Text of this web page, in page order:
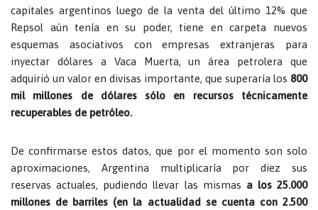
capitales argentinos luego de la venta del último 12% que
Repsol aún tenía en su poder, tiene en carpeta nuevos
esquemas asociativos con empresas extranjeras para
inyectar dólares a Vaca Muerta, un área petrolera que
adquirió un valor en divisas importante, que superaría los 800
mil millones de dólares sólo en recursos técnicamente
recuperables de petróleo.
De confirmarse estos datos, que por el momento son solo
aproximaciones, Argentina multiplicaría por diez sus
reservas actuales, pudiendo llevar las mismas a los 25.000
millones de barriles (en la actualidad se cuenta con 2.500